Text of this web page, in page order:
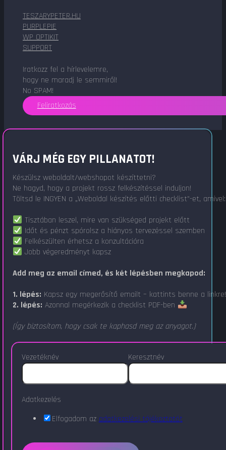
TESZARYPETER.HU
PURPLEPIE
WP OPTIKIT
SUPPORT
Iratkozz fel a hírlevelemre,
hogy ne maradj le semmiről!
No SPAM!
Feliratkozás
VÁRJ MÉG EGY PILLANATOT!
Készülsz weboldalt/webshopot készíttetni?
Ne hagyd, hogy a projekt rossz felkészítéssel induljon!
Töltsd le INGYEN a „Weboldal készítés előtti checklist"-et, amivel:
Tisztában leszel, mire van szükséged projekt előtt
Időt és pénzt spórolsz a hiányos tervezéssel szemben
Felkészülten érhetsz a konzultációra
Jobb végeredményt kapsz
Add meg az email címed, és két lépésben megkapod:
1. lépés: Kapsz egy megerősítő emailt – kattints benne a linkre!
2. lépés: Azonnal megérkezik a checklist PDF-ben
(Így biztosítom, hogy csak te kaphasd meg az anyagot.)
Vezetéknév Keresztnév
Adatkezelés
Elfogadom az adatkezelési tájékoztatót